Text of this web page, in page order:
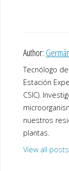
Author:
Tecnólogo
Estación
CSIC).
nuestros
plantas.
View all